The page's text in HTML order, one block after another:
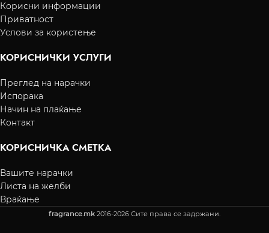
Корисни информации
Приватност
Услови за користење
КОРИСНИЧКИ УСЛУГИ
Преглед на нарачки
Испорака
Начин на плаќање
Контакт
КОРИСНИЧКА СМЕТКА
Вашите нарачки
Листа на желби
Враќање
fragrance.mk 2016-2026 Сите права се задржани.